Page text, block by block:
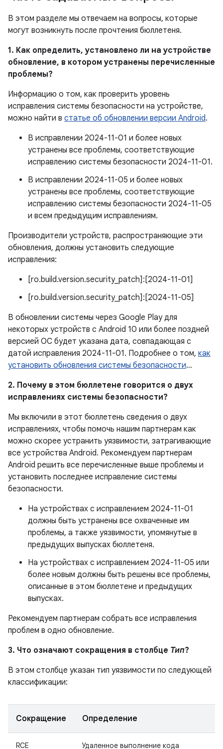
В этом разделе мы отвечаем на вопросы, которые
могут возникнуть после прочтения бюллетеня.
1. Как определить, установлено ли на устройстве
обновление, в котором устранены перечисленные
проблемы?
Информацию о том, как проверить уровень
исправления системы безопасности на устройстве,
можно найти в статье об обновлении версии Android.
В исправлении 2024-11-01 и более новых
устранены все проблемы, соответствующие
исправлению системы безопасности 2024-11-01.
В исправлении 2024-11-05 и более новых
устранены все проблемы, соответствующие
исправлению системы безопасности 2024-11-05
и всем предыдущим исправлениям.
Производители устройств, распространяющие эти
обновления, должны установить следующие
исправления:
[ro.build.version.security_patch]:[2024-11-01]
[ro.build.version.security_patch]:[2024-11-05]
В обновлении системы через Google Play для
некоторых устройств с Android 10 или более поздней
версией ОС будет указана дата, совпадающая с
датой исправления 2024-11-01. Подробнее о том, как
установить обновления системы безопасности…
2. Почему в этом бюллетене говорится о двух
исправлениях системы безопасности?
Мы включили в этот бюллетень сведения о двух
исправлениях, чтобы помочь нашим партнерам как
можно скорее устранить уязвимости, затрагивающие
все устройства Android. Рекомендуем партнерам
Android решить все перечисленные выше проблемы и
установить последнее исправление системы
безопасности.
На устройствах с исправлением 2024-11-01
должны быть устранены все охваченные им
проблемы, а также уязвимости, упомянутые в
предыдущих выпусках бюллетеня.
На устройствах с исправлением 2024-11-05 или
более новым должны быть решены все проблемы,
описанные в этом бюллетене и предыдущих
выпусках.
Рекомендуем партнерам собрать все исправления
проблем в одно обновление.
3. Что означают сокращения в столбце Тип?
В этом столбце указан тип уязвимости по следующей
классификации:
Сокращение Определение
RCE Удаленное выполнение кода